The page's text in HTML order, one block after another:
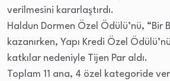
verilmesini kararlaştırdı.
Haldun Dormen Özel Ödülü’nü, “Bir
kazanırken, Yapı Kredi Özel
katkılar nedeniyle Tijen Par aldı.
Toplam 11 ana, 4 özel kategoride